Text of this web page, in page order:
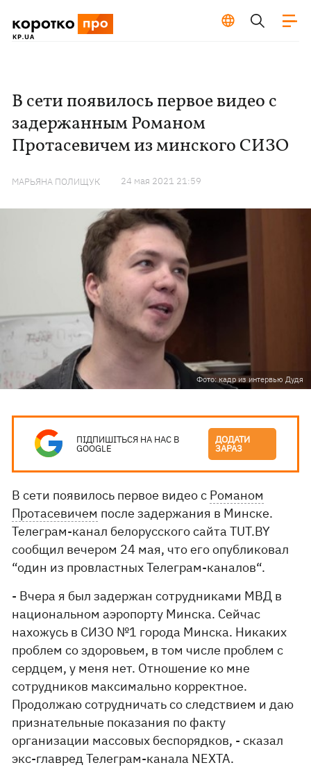
В сети появилось первое видео с
задержанным Романом
Протасевичем из минского СИЗО
МАРЬЯНА ПОЛИЩУК 24 мая 2021 21:59
Фото: кадр из интервью Дудя
ПІДПИШІТЬСЯ НА НАС В
GOOGLE
ДОДАТИ
ЗАРАЗ
В сети появилось первое видео с Романом
Протасевичем после задержания в Минске.
Телеграм-канал белорусского сайта TUT.BY
сообщил вечером 24 мая, что его опубликовал
“один из провластных Телеграм-каналов“.
- Вчера я был задержан сотрудниками МВД в
национальном аэропорту Минска. Сейчас
нахожусь в СИЗО №1 города Минска. Никаких
проблем со здоровьем, в том числе проблем с
сердцем, у меня нет. Отношение ко мне
сотрудников максимально корректное.
Продолжаю сотрудничать со следствием и даю
признательные показания по факту
организации массовых беспорядков, - сказал
экс-главред Телеграм-канала NEXTA.